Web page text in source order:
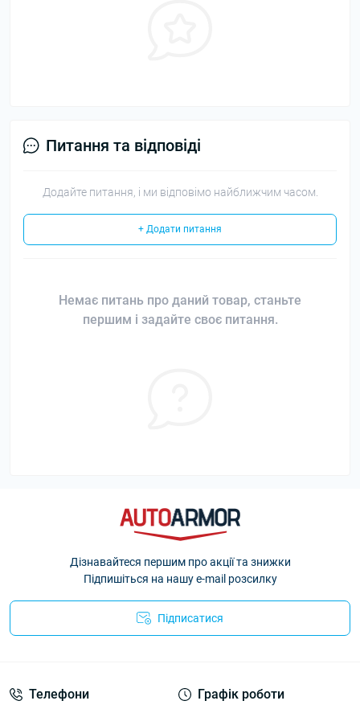
Питання та відповіді
Додайте питання, і ми відповімо найближчим часом.
+ Додати питання
Немає питань про даний товар, станьте
першим і задайте своє питання.
Дізнавайтеся першим про акції та знижки
Підпишіться на нашу e-mail розсилку
Підписатися
Телефони Графік роботи